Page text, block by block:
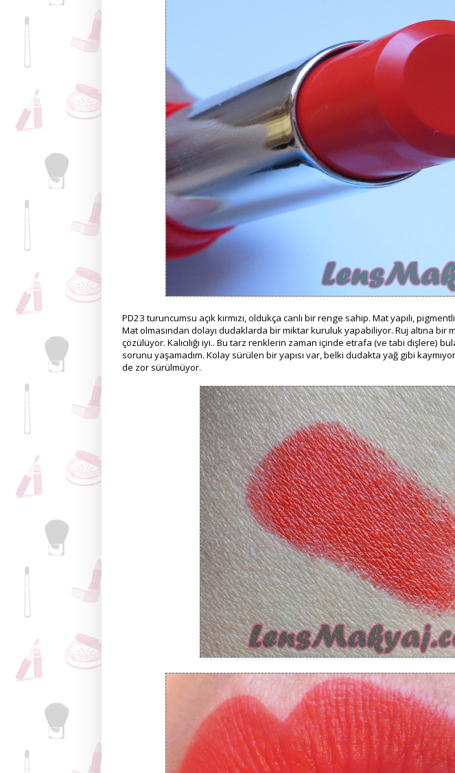
PD23 turuncumsu açık kırmızı, oldukça canlı bir renge sahip. Mat yapılı,
Mat olmasından dolayı dudaklarda bir miktar kuruluk yapabiliyor. Ruj altına bir
çözülüyor. Kalıcılığı iyi.. Bu tarz renklerin zaman içinde etrafa (ve tabi dişlere)
sorunu yaşamadım. Kolay sürülen bir yapısı var, belki dudakta yağ gibi
de zor sürülmüyor.